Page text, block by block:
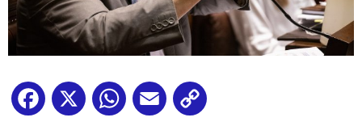
Facebook
X WhatsApp
Email